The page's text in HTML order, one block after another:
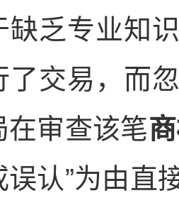
缺乏专业知
了交易，而
在审查该笔
误认”为由直